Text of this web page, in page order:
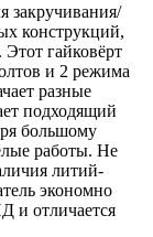
закручивания/
конструкций,
гайковёрт
и 2 режима
разные
подходящий
большому
работы. Не
литий-
экономно
и отличается